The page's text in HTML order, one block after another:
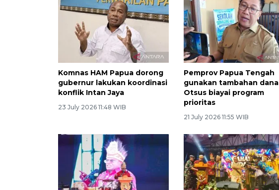
Komnas HAM Papua dorong
gubernur lakukan koordinasi
konflik Intan Jaya
23 July 2026 11:48 WIB
Pemprov Papua Tengah
gunakan tambahan dana
Otsus biayai program
prioritas
21 July 2026 11:55 WIB